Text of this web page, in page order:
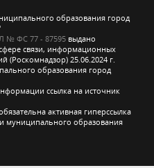
образования город
№ ФС 77 - 87595 выдано
связи, информационных
(Роскомнадзор) 25.06.2024 г.
образования город
ссылка на источник
активная гиперссылка
муниципального образования